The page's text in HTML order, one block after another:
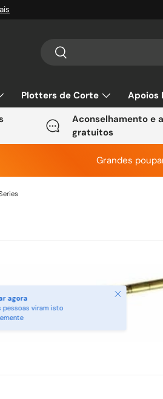
Pesquisar
Pesquisar
Plotters de Corte Apoios
Aconselhamento e
gratuitos
Grandes
agora
pessoas viram isto
Fechar